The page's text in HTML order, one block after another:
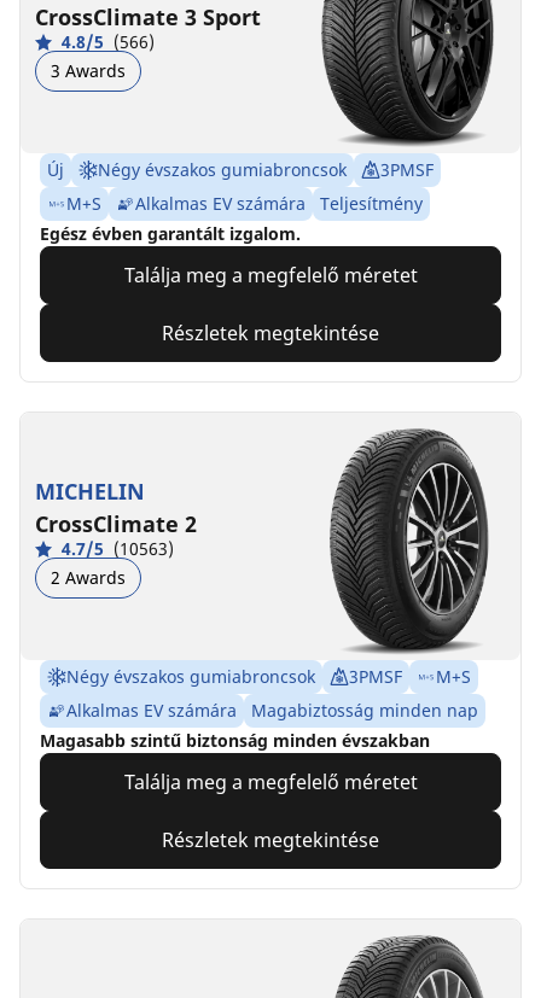
CrossClimate 3 Sport
4.8/5 (566)
3 Awards
Új Négy évszakos gumiabroncsok
3PMSF
M+S
Alkalmas EV számára
Teljesítmény
Egész évben garantált izgalom.
Találja meg a megfelelő méretet
Részletek megtekintése
MICHELIN
CrossClimate 2
4.7/5 (10563)
2 Awards
Négy évszakos gumiabroncsok 3PMSF
M+S
Alkalmas EV számára
Magabiztosság minden nap
Magasabb szintű biztonság minden évszakban
Találja meg a megfelelő méretet
Részletek megtekintése